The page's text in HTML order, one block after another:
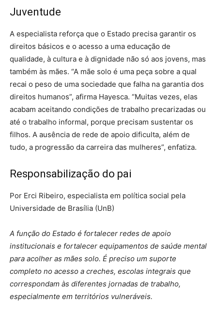
Juventude
A especialista reforça que o Estado precisa garantir os
direitos básicos e o acesso a uma educação de
qualidade, à cultura e à dignidade não só aos jovens, mas
também às mães. “A mãe solo é uma peça sobre a qual
recai o peso de uma sociedade que falha na garantia dos
direitos humanos”, afirma Hayesca. “Muitas vezes, elas
acabam aceitando condições de trabalho precarizadas ou
até o trabalho informal, porque precisam sustentar os
filhos. A ausência de rede de apoio dificulta, além de
tudo, a progressão da carreira das mulheres”, enfatiza.
Responsabilização do pai
Por Erci Ribeiro, especialista em política social pela
Universidade de Brasília (UnB)
A função do Estado é fortalecer redes de apoio
institucionais e fortalecer equipamentos de saúde mental
para acolher as mães solo. É preciso um suporte
completo no acesso a creches, escolas integrais que
correspondam às diferentes jornadas de trabalho,
especialmente em territórios vulneráveis.